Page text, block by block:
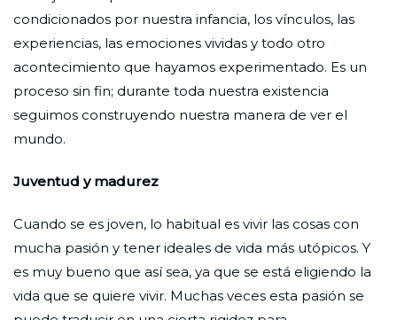
condicionados por nuestra infancia, los vínculos, las
experiencias, las emociones vividas y todo otro
acontecimiento que hayamos experimentado. Es un
proceso sin fin; durante toda nuestra existencia
seguimos construyendo nuestra manera de ver el
mundo.
Juventud y madurez
Cuando se es joven, lo habitual es vivir las cosas con
mucha pasión y tener ideales de vida más utópicos. Y
es muy bueno que así sea, ya que se está eligiendo la
vida que se quiere vivir. Muchas veces esta pasión se